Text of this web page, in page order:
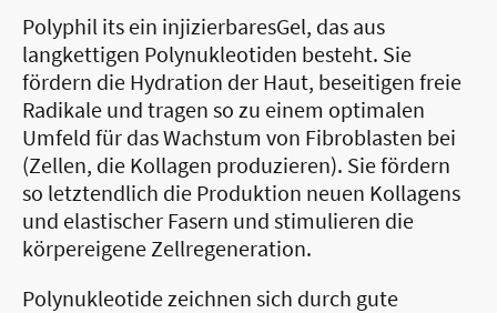
Polyphil its ein injizierbaresGel, das aus
langkettigen Polynukleotiden besteht. Sie
fördern die Hydration der Haut, beseitigen freie
Radikale und tragen so zu einem optimalen
Umfeld für das Wachstum von Fibroblasten bei
(Zellen, die Kollagen produzieren). Sie fördern
so letztendlich die Produktion neuen Kollagens
und elastischer Fasern und stimulieren die
körpereigene Zellregeneration.
Polynukleotide zeichnen sich durch gute